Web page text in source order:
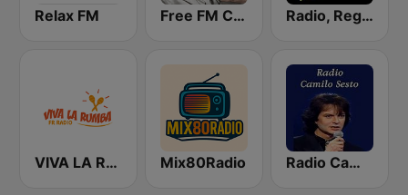
Relax FM Free FM Chill Radio, Regreso a los 80 y 90
VIVA LA RUMBA Rumba Española Mix80Radio Radio Camilo Sesto